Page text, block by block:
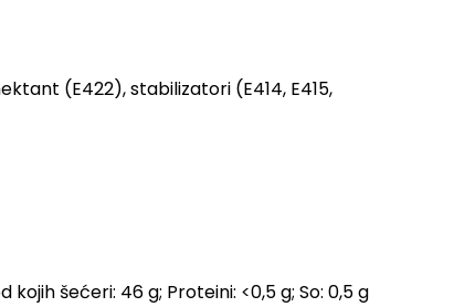
(E422), stabilizatori (E414, E415,
šećeri: 46 g; Proteini: <0,5 g; So: 0,5 g